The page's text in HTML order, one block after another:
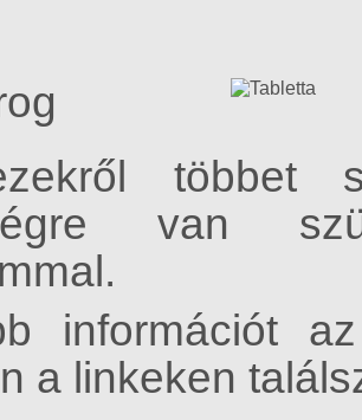
többet
van
információt
a linkeken